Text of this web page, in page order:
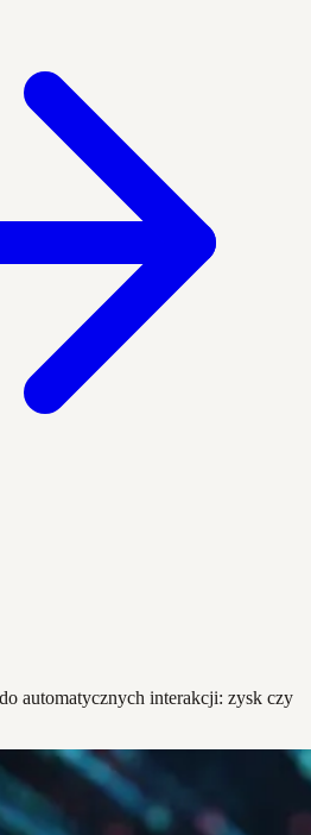
automatycznych interakcji: zysk czy